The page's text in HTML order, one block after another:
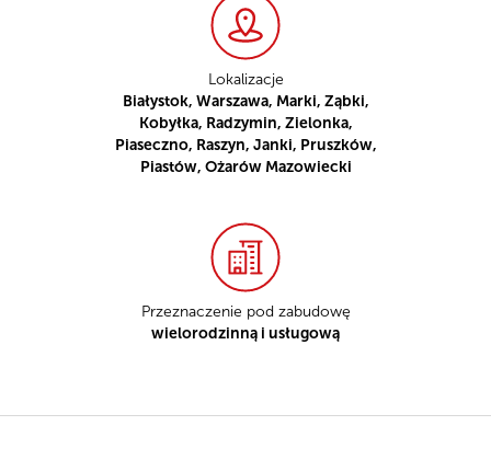
Lokalizacje
Białystok, Warszawa, Marki, Ząbki,
Kobyłka, Radzymin, Zielonka,
Piaseczno, Raszyn, Janki, Pruszków,
Piastów, Ożarów Mazowiecki
Przeznaczenie pod zabudowę
wielorodzinną i usługową